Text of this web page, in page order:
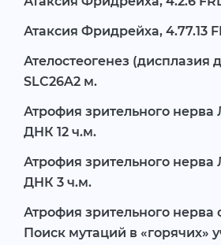
Атаксия Фридрейха, 4.77.13
Ателостеогенез (дисплазия
SLC26A2 м.
Атрофия зрительного нерва
ДНК 12 ч.м.
Атрофия зрительного нерва
ДНК 3 ч.м.
Атрофия зрительного нерва
Поиск мутаций в «горячих»